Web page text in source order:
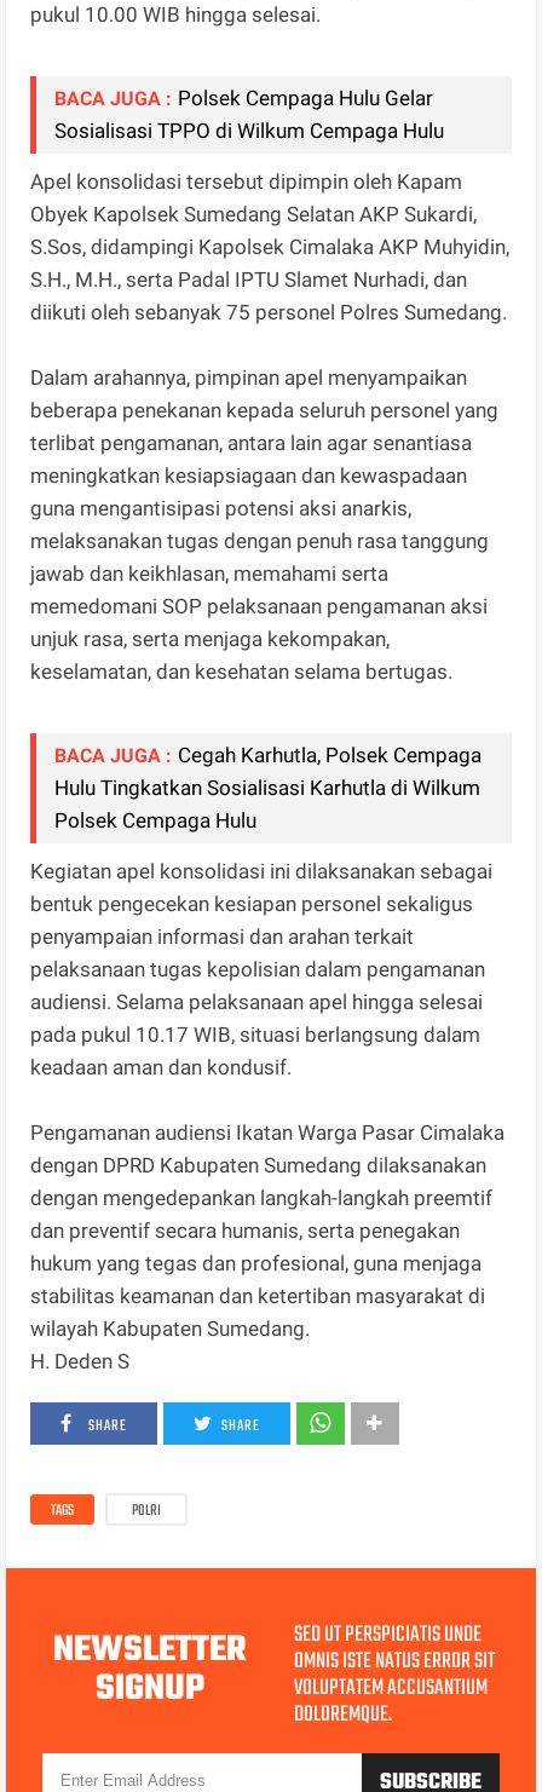
pukul 10.00 WIB hingga selesai.
BACA JUGA : Polsek Cempaga Hulu Gelar
Sosialisasi TPPO di Wilkum Cempaga Hulu
Apel konsolidasi tersebut dipimpin oleh Kapam
Obyek Kapolsek Sumedang Selatan AKP Sukardi,
S.Sos, didampingi Kapolsek Cimalaka AKP Muhyidin,
S.H., M.H., serta Padal IPTU Slamet Nurhadi, dan
diikuti oleh sebanyak 75 personel Polres Sumedang.
Dalam arahannya, pimpinan apel menyampaikan
beberapa penekanan kepada seluruh personel yang
terlibat pengamanan, antara lain agar senantiasa
meningkatkan kesiapsiagaan dan kewaspadaan
guna mengantisipasi potensi aksi anarkis,
melaksanakan tugas dengan penuh rasa tanggung
jawab dan keikhlasan, memahami serta
memedomani SOP pelaksanaan pengamanan aksi
unjuk rasa, serta menjaga kekompakan,
keselamatan, dan kesehatan selama bertugas.
BACA JUGA : Cegah Karhutla, Polsek Cempaga
Hulu Tingkatkan Sosialisasi Karhutla di Wilkum
Polsek Cempaga Hulu
Kegiatan apel konsolidasi ini dilaksanakan sebagai
bentuk pengecekan kesiapan personel sekaligus
penyampaian informasi dan arahan terkait
pelaksanaan tugas kepolisian dalam pengamanan
audiensi. Selama pelaksanaan apel hingga selesai
pada pukul 10.17 WIB, situasi berlangsung dalam
keadaan aman dan kondusif.
Pengamanan audiensi Ikatan Warga Pasar Cimalaka
dengan DPRD Kabupaten Sumedang dilaksanakan
dengan mengedepankan langkah-langkah preemtif
dan preventif secara humanis, serta penegakan
hukum yang tegas dan profesional, guna menjaga
stabilitas keamanan dan ketertiban masyarakat di
wilayah Kabupaten Sumedang.
H. Deden S
SHARE SHARE
TAGS POLRI
NEWSLETTER
SIGNUP
SED UT PERSPICIATIS UNDE
OMNIS ISTE NATUS ERROR SIT
VOLUPTATEM ACCUSANTIUM
DOLOREMQUE.